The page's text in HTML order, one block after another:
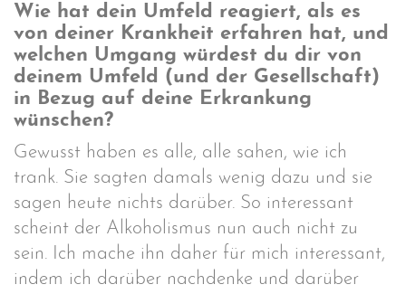
Wie hat dein Umfeld reagiert, als es
von deiner Krankheit erfahren hat, und
welchen Umgang würdest du dir von
deinem Umfeld (und der Gesellschaft)
in Bezug auf deine Erkrankung
wünschen?
Gewusst haben es alle, alle sahen, wie ich
trank. Sie sagten damals wenig dazu und sie
sagen heute nichts darüber. So interessant
scheint der Alkoholismus nun auch nicht zu
sein. Ich mache ihn daher für mich interessant,
indem ich darüber nachdenke und darüber